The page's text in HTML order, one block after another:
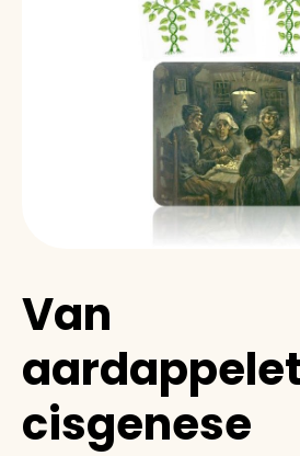
Van
cisgenese